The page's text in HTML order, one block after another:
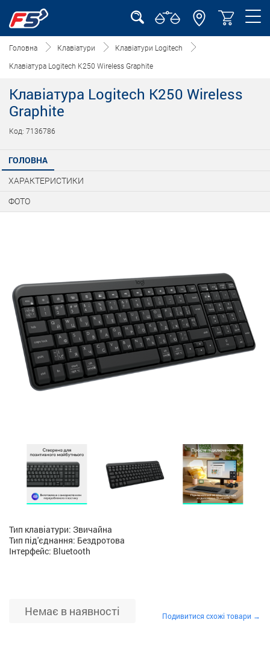
Головна Клавіатури Клавіатури Logitech
Клавіатура Logitech K250 Wireless Graphite
Клавіатура Logitech K250 Wireless
Graphite
Код: 7136786
ГОЛОВНА
ХАРАКТЕРИСТИКИ
ФОТО
Тип клавіатури: Звичайна
Тип під'єднання: Бездротова
Інтерфейс: Bluetooth
Немає в наявності Подивитися схожі товари →